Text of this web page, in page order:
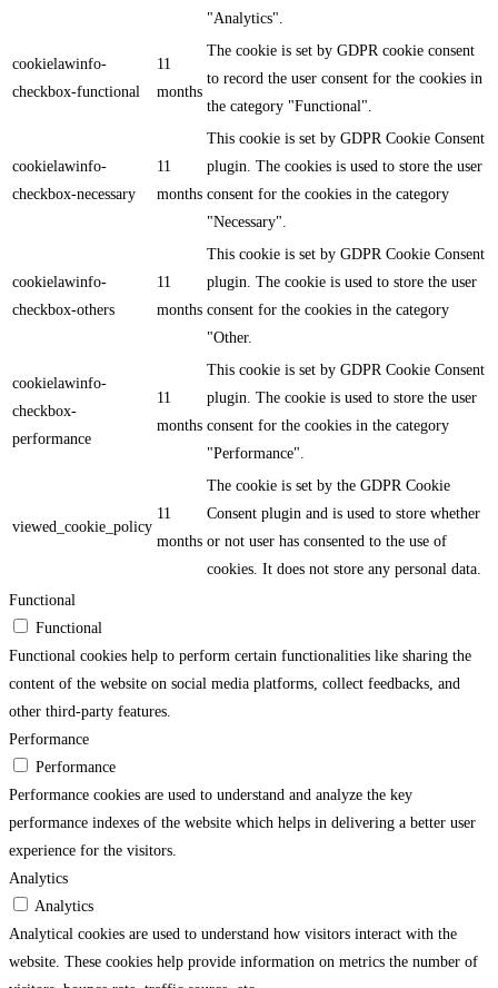
"Analytics".
cookielawinfo-
checkbox-functional
11
months
The cookie is set by GDPR cookie consent
to record the user consent for the cookies in
the category "Functional".
cookielawinfo-
checkbox-necessary
11
months
This cookie is set by GDPR Cookie Consent
plugin. The cookies is used to store the user
consent for the cookies in the category
"Necessary".
cookielawinfo-
checkbox-others
11
months
This cookie is set by GDPR Cookie Consent
plugin. The cookie is used to store the user
consent for the cookies in the category
"Other.
cookielawinfo-
checkbox-
performance
11
months
This cookie is set by GDPR Cookie Consent
plugin. The cookie is used to store the user
consent for the cookies in the category
"Performance".
viewed_cookie_policy
11
months
The cookie is set by the GDPR Cookie
Consent plugin and is used to store whether
or not user has consented to the use of
cookies. It does not store any personal data.
Functional
Functional
Functional cookies help to perform certain functionalities like sharing the
content of the website on social media platforms, collect feedbacks, and
other third-party features.
Performance
Performance
Performance cookies are used to understand and analyze the key
performance indexes of the website which helps in delivering a better user
experience for the visitors.
Analytics
Analytics
Analytical cookies are used to understand how visitors interact with the
website. These cookies help provide information on metrics the number of